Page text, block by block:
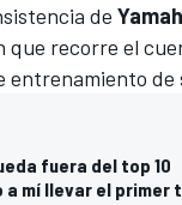
de
recorre el
entrenamiento de
fuera del top 10
mí llevar el primer